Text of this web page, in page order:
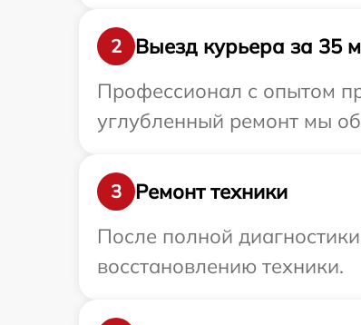
2
Выезд курьера за 35
Профессионал с опытом
углубленный ремонт мы
3
Ремонт техники
После полной
восстановлению техники.